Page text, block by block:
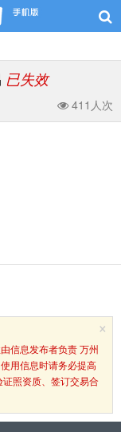
已失效
411人次
×
信息发布者负责 万州
用信息时请务必提高
照资质、签订交易合